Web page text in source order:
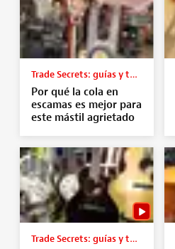
Trade Secrets: guías y tutoriales
Por qué la cola en
escamas es mejor para
este mástil agrietado
Trade Secrets: guías y tutoriales